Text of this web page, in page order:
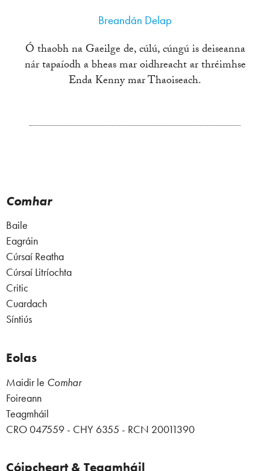
Breandán Delap
Ó thaobh na Gaeilge de, cúlú, cúngú is deiseanna
nár tapaíodh a bheas mar oidhreacht ar thréimhse
Enda Kenny mar Thaoiseach.
Comhar
Baile
Eagráin
Cúrsaí Reatha
Cúrsaí Litríochta
Critic
Cuardach
Síntiús
Eolas
Maidir le Comhar
Foireann
Teagmháil
CRO 047559 - CHY 6355 - RCN 20011390
Cóipcheart & Teagmháil